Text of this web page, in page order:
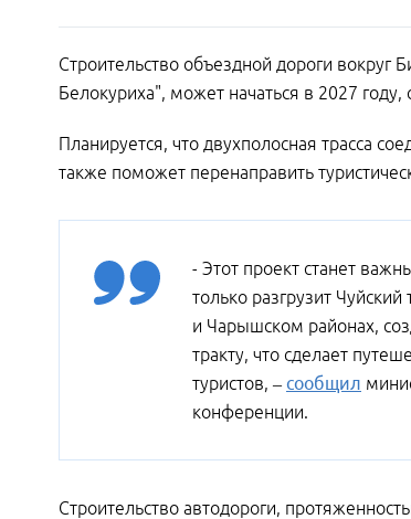
Строительство объездной дороги вокруг
Белокуриха", может начаться в 2027 году,
Планируется, что двухполосная трасса
также поможет перенаправить
- Этот проект станет
только разгрузит
и Чарышском районах,
тракту, что сделает
туристов, – сообщил
конференции.
Строительство автодороги,